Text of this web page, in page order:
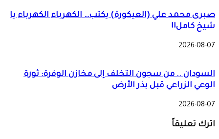
صبرى محمد علي (العيكورة) يكتب… الكهرباء الكهرباء يا
شيخ كامل!!
2026-08-07
السودان .. من سجون التخلف إلى مخازن الوفرة: ثورة
الوعي الزراعي قبل بذر الأرض
2026-08-07
اترك تعليقاً